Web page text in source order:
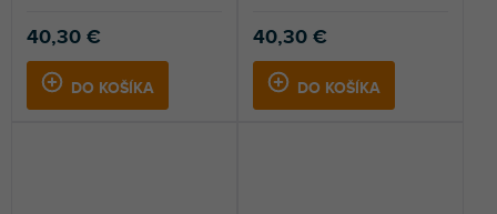
40,30 €
DO KOŠÍKA
40,30 €
DO KOŠÍKA